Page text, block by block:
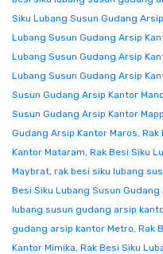
Siku Lubang Susun Gudang
Lubang Susun Gudang Arsip
Lubang Susun Gudang Arsip
Lubang Susun Gudang Arsip
Susun Gudang Arsip Kantor
Susun Gudang Arsip Kantor
Gudang Arsip Kantor Maros, Rak
Kantor Mataram, Rak Besi Siku
Maybrat, rak besi siku lubang
Besi Siku Lubang Susun
lubang susun gudang arsip
gudang arsip kantor Metro, Rak
Kantor Mimika, Rak Besi Siku